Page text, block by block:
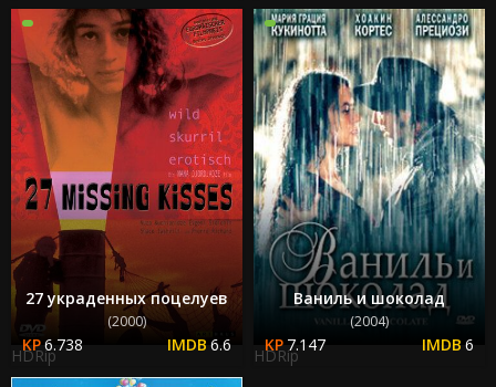
27 украденных поцелуев
(2000)
6.738 6.6
HDRip
Ваниль и шоколад
(2004)
7.147 6
HDRip